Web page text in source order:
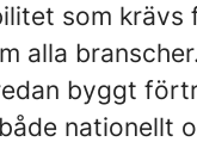
som krävs
alla
byggt
nationellt